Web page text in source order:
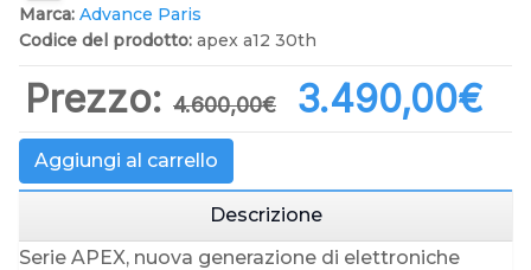
Marca: Advance Paris
Codice del prodotto: apex a12 30th
Prezzo: 4.600,00‎€ 3.490,00‎€
Aggiungi al carrello
Descrizione
Serie APEX, nuova generazione di elettroniche